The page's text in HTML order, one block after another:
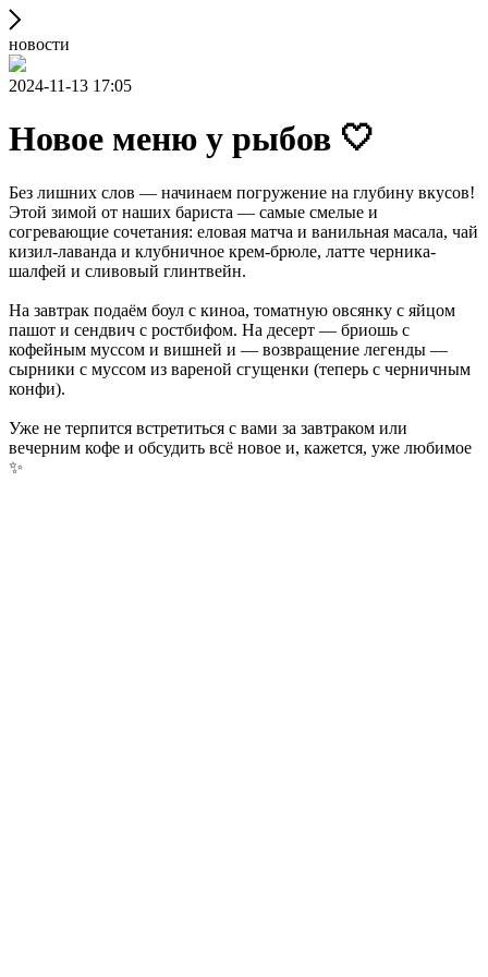
новости
2024-11-13 17:05
Новое меню у рыбов 🤍
Без лишних слов — начинаем погружение на глубину вкусов!
Этой зимой от наших бариста — самые смелые и
согревающие сочетания: еловая матча и ванильная масала, чай
кизил-лаванда и клубничное крем-брюле, латте черника-
шалфей и сливовый глинтвейн.
На завтрак подаём боул с киноа, томатную овсянку с яйцом
пашот и сендвич с ростбифом. На десерт — бриошь с
кофейным муссом и вишней и — возвращение легенды —
сырники с муссом из вареной сгущенки (теперь с черничным
конфи).
Уже не терпится встретиться с вами за завтраком или
вечерним кофе и обсудить всё новое и, кажется, уже любимое
✨